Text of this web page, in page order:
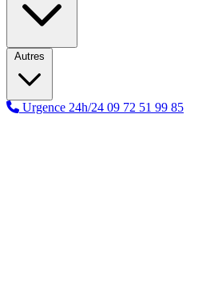
Autres
Urgence 24h/24 09 72 51 99 85